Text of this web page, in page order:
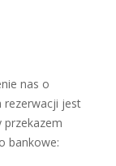
nas o
rezerwacji jest
przekazem
bankowe: